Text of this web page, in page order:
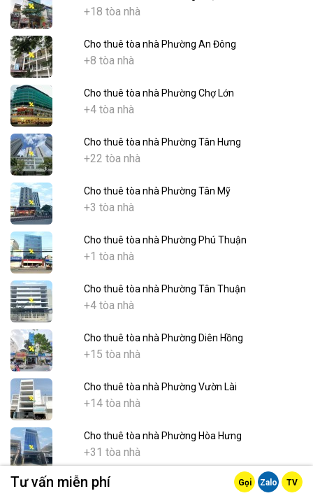
+18 tòa nhà
Cho thuê tòa nhà Phường An Đông
+8 tòa nhà
Cho thuê tòa nhà Phường Chợ Lớn
+4 tòa nhà
Cho thuê tòa nhà Phường Tân Hưng
+22 tòa nhà
Cho thuê tòa nhà Phường Tân Mỹ
+3 tòa nhà
Cho thuê tòa nhà Phường Phú Thuận
+1 tòa nhà
Cho thuê tòa nhà Phường Tân Thuận
+4 tòa nhà
Cho thuê tòa nhà Phường Diên Hồng
+15 tòa nhà
Cho thuê tòa nhà Phường Vườn Lài
+14 tòa nhà
Cho thuê tòa nhà Phường Hòa Hưng
+31 tòa nhà
Cho thuê tòa nhà Phường Vĩnh Hội
Tư vấn miễn phí Gọi Zalo TV